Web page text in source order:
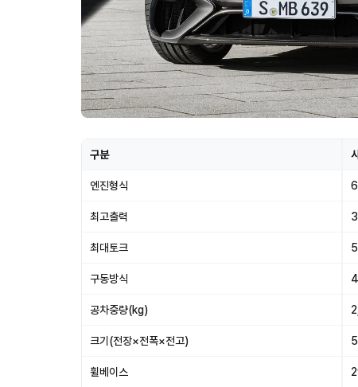
구분
엔진형식
최고출력
최대토크
구동방식
공차중량(kg)
크기(전장×전폭×전고)
휠베이스